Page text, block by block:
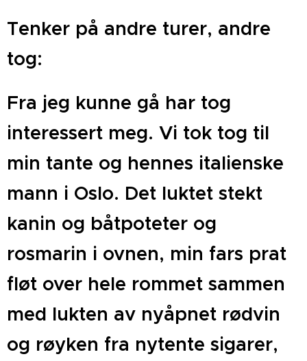
Tenker på andre turer, andre
tog:
Fra jeg kunne gå har tog
interessert meg. Vi tok tog til
min tante og hennes italienske
mann i Oslo. Det luktet stekt
kanin og båtpoteter og
rosmarin i ovnen, min fars prat
fløt over hele rommet sammen
med lukten av nyåpnet rødvin
og røyken fra nytente sigarer,